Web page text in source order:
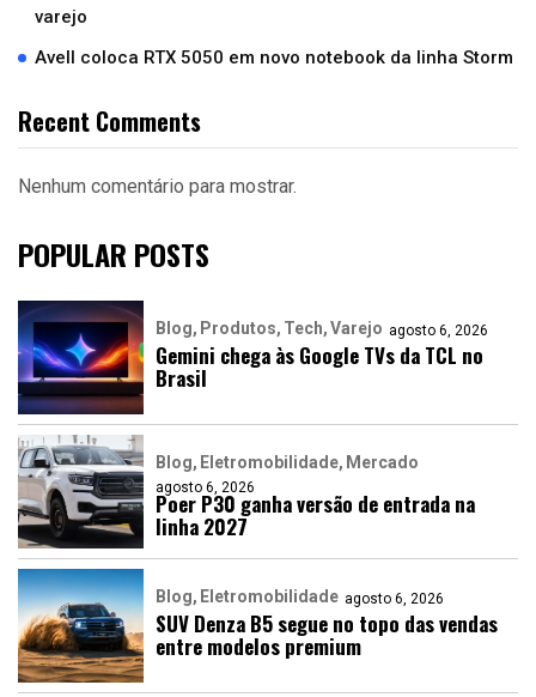
varejo
Avell coloca RTX 5050 em novo notebook da linha Storm
Recent Comments
Nenhum comentário para mostrar.
POPULAR POSTS
Blog Produtos Tech Varejo agosto 6, 2026
Gemini chega às Google TVs da TCL no
Brasil
Blog Eletromobilidade Mercado
agosto 6, 2026
Poer P30 ganha versão de entrada na
linha 2027
Blog Eletromobilidade agosto 6, 2026
SUV Denza B5 segue no topo das vendas
entre modelos premium